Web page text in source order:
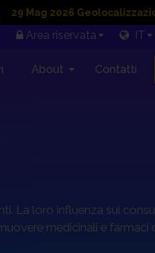
Geolocalizzazione
Area riservata IT
About Contatti
La loro influenza sui
medicinali e farmaci